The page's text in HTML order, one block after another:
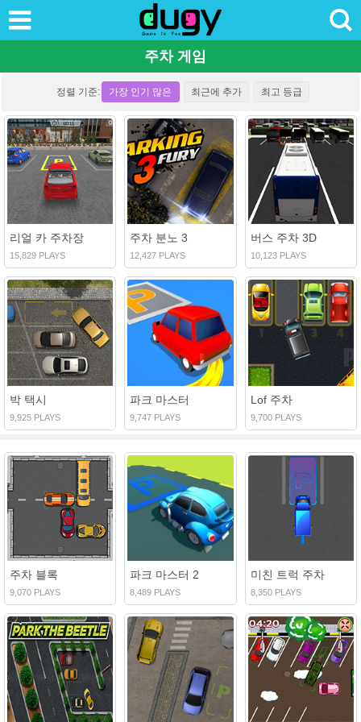
주차 게임
정렬 기준: 가장 인기 많은 최근에 추가 최고 등급
리얼 카 주차장
15,829 PLAYS
주차 분노 3
12,427 PLAYS
버스 주차 3D
10,123 PLAYS
박 택시
9,925 PLAYS
파크 마스터
9,747 PLAYS
Lof 주차
9,700 PLAYS
주차 블록
9,070 PLAYS
파크 마스터 2
8,489 PLAYS
미친 트럭 주차
8,350 PLAYS